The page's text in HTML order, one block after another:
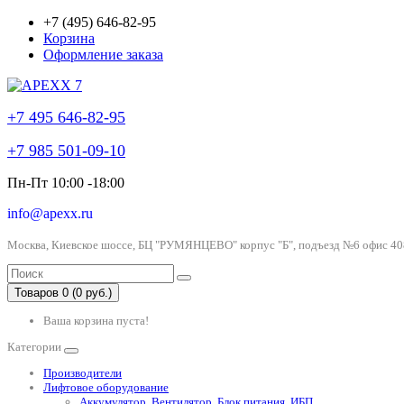
+7 (495) 646-82-95
Корзина
Оформление заказа
+7 495 646-82-95
+7 985 501-09-10
Пн-Пт 10:00 -18:00
info@apexx.ru
Москва, Киевское шоссе, БЦ "РУМЯНЦЕВО" корпус "Б", подъезд №6 офис
Товаров 0 (0 руб.)
Ваша корзина пуста!
Категории
Производители
Лифтовое оборудование